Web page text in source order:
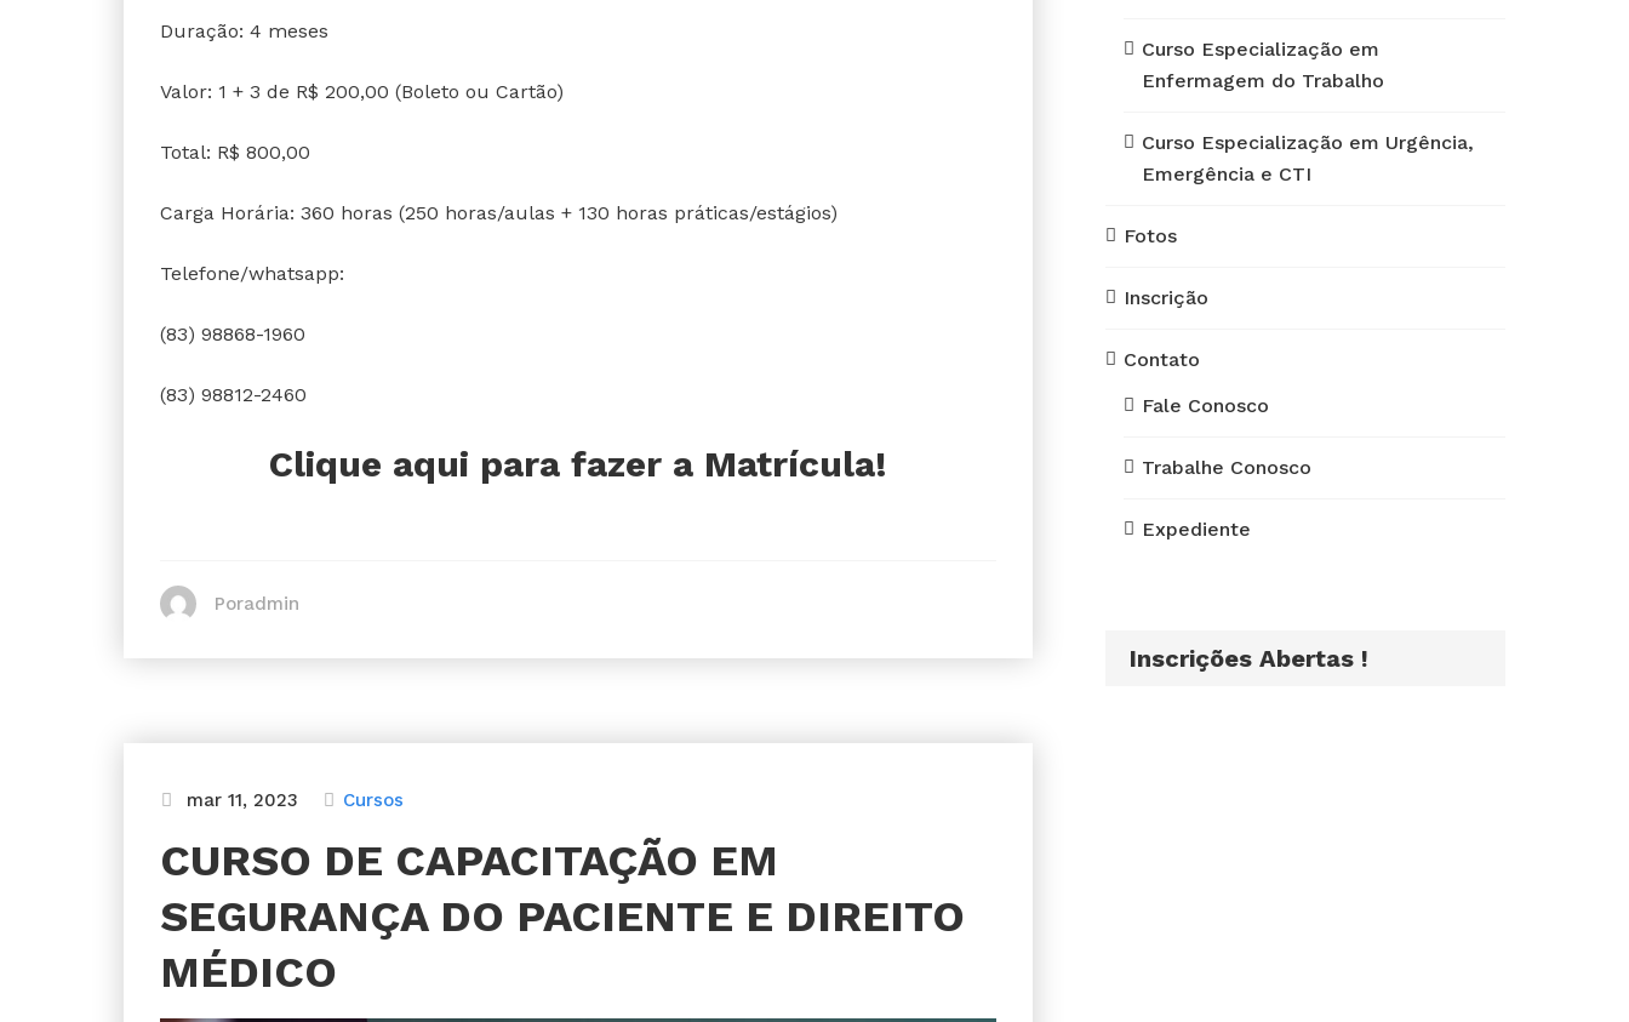
Duração: 4 meses
Valor: 1 + 3 de R$ 200,00 (Boleto ou Cartão)
Total: R$ 800,00
Carga Horária: 360 horas (250 horas/aulas + 130 horas práticas/estágios)
Telefone/whatsapp:
(83) 98868-1960
(83) 98812-2460
Clique aqui para fazer a Matrícula!
Poradmin
mar 11, 2023 Cursos
CURSO DE CAPACITAÇÃO EM
SEGURANÇA DO PACIENTE E DIREITO
MÉDICO
Curso Especialização em
Enfermagem do Trabalho
Curso Especialização em Urgência,
Emergência e CTI
Fotos
Inscrição
Contato
Fale Conosco
Trabalhe Conosco
Expediente
Inscrições Abertas !